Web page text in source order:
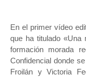
En el primer vídeo
que ha titulado «Una
formación morada
Confidencial donde
Froilán y Victoria